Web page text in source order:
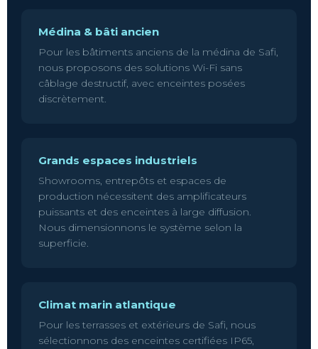
Médina & bâti ancien
Pour les bâtiments anciens de la médina de Safi,
nous proposons des solutions Wi-Fi sans
câblage destructif, avec enceintes posées
discrètement.
Grands espaces industriels
Showrooms, entrepôts et espaces de
production nécessitent des amplificateurs
puissants et des enceintes à large diffusion.
Nous dimensionnons le système selon la
superficie.
Climat marin atlantique
Pour les terrasses et extérieurs de Safi, nous
sélectionnons des enceintes certifiées IP65,